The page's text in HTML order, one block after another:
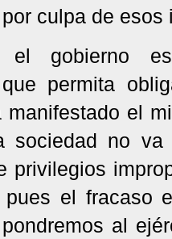
culpa de esos
el gobierno
que permita
el
sociedad no
privilegios
pues el fracaso
al